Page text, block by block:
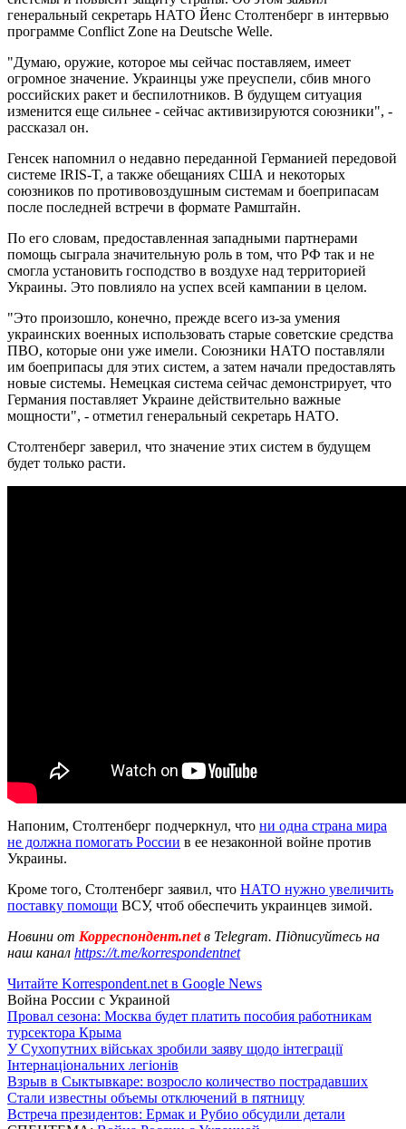
генеральный секретарь НАТО Йенс Столтенберг в интервью
программе Conflict Zone на Deutsche Welle.
"Думаю, оружие, которое мы сейчас поставляем, имеет
огромное значение. Украинцы уже преуспели, сбив много
российских ракет и беспилотников. В будущем ситуация
изменится еще сильнее - сейчас активизируются союзники", -
рассказал он.
Генсек напомнил о недавно переданной Германией передовой
системе IRIS-T, а также обещаниях США и некоторых
союзников по противовоздушным системам и боеприпасам
после последней встречи в формате Рамштайн.
По его словам, предоставленная западными партнерами
помощь сыграла значительную роль в том, что РФ так и не
смогла установить господство в воздухе над территорией
Украины. Это повлияло на успех всей кампании в целом.
"Это произошло, конечно, прежде всего из-за умения
украинских военных использовать старые советские средства
ПВО, которые они уже имели. Союзники НАТО поставляли
им боеприпасы для этих систем, а затем начали предоставлять
новые системы. Немецкая система сейчас демонстрирует, что
Германия поставляет Украине действительно важные
мощности", - отметил генеральный секретарь НАТО.
Столтенберг заверил, что значение этих систем в будущем
будет только расти.
Напоним, Столтенберг подчеркнул, что ни одна страна мира
не должна помогать России в ее незаконной войне против
Украины.
Кроме того, Столтенберг заявил, что НАТО нужно увеличить
поставку помощи ВСУ, чтоб обеспечить украинцев зимой.
Новини от Корреспондент.netв Telegram. Підписуйтесь на
наш канал https://t.me/korrespondentnet
Читайте Korrespondent.net в Google News
Война России с Украиной
Провал сезона: Москва будет платить пособия работникам
турсектора Крыма
У Сухопутних військах зробили заяву щодо інтеграції
Інтернаціональних легіонів
Взрыв в Сыктывкаре: возросло количество пострадавших
Стали известны объемы отключений в пятницу
Встреча президентов: Ермак и Рубио обсудили детали